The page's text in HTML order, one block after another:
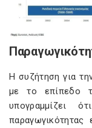
Η συζήτηση για
με το επίπεδο
υπογραμμίζει
παραγωγικότητας